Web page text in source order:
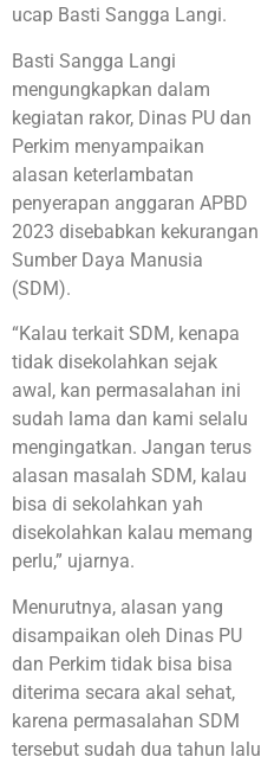
ucap Basti Sangga Langi.
Basti Sangga Langi
mengungkapkan dalam
kegiatan rakor, Dinas PU dan
Perkim menyampaikan
alasan keterlambatan
penyerapan anggaran APBD
2023 disebabkan kekurangan
Sumber Daya Manusia
(SDM).
“Kalau terkait SDM, kenapa
tidak disekolahkan sejak
awal, kan permasalahan ini
sudah lama dan kami selalu
mengingatkan. Jangan terus
alasan masalah SDM, kalau
bisa di sekolahkan yah
disekolahkan kalau memang
perlu,” ujarnya.
Menurutnya, alasan yang
disampaikan oleh Dinas PU
dan Perkim tidak bisa bisa
diterima secara akal sehat,
karena permasalahan SDM
tersebut sudah dua tahun lalu